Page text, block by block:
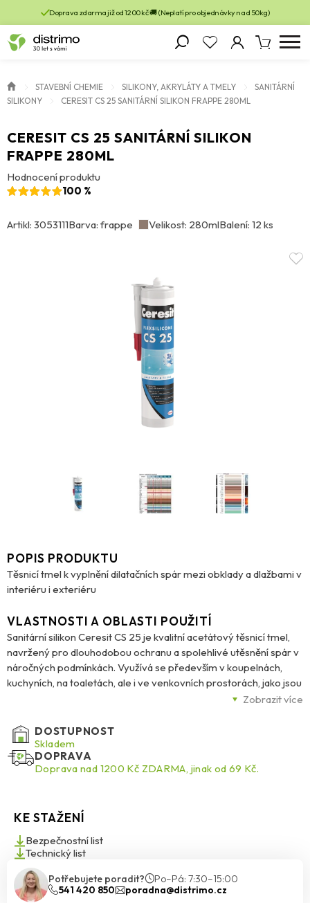
Doprava zdarma již od 1200 kč 🚚 (Neplatí pro objednávky nad 50kg)
STAVEBNÍ CHEMIE SILIKONY, AKRYLÁTY A TMELY
SANITÁRNÍ
SILIKONY
CERESIT CS 25 SANITÁRNÍ SILIKON FRAPPE 280ML
CERESIT CS 25 SANITÁRNÍ SILIKON
FRAPPE 280ML
Hodnocení produktu
100 %
Artikl: 3053111Barva: frappe Velikost: 280mlBalení: 12 ks
POPIS PRODUKTU
Těsnicí tmel k vyplnění dilatačních spár mezi obklady a dlažbami v
interiéru i exteriéru
Zobrazit více
VLASTNOSTI A OBLASTI POUŽITÍ
Sanitární silikon Ceresit CS 25 je kvalitní acetátový těsnicí tmel,
navržený pro dlouhodobou ochranu a spolehlivé utěsnění spár v
náročných podmínkách. Využívá se především v koupelnách,
kuchyních, na toaletách, ale i ve venkovních prostorách, jako jsou
balkony či terasy. Ideálně se hodí k vyplnění spojů mezi obklady,
Díky trvale elastickému složení tmel dobře odolává pohybům v
konstrukci, nepraská ani nesesedá. Vysoká odolnost vůči vodě,
vlhkosti, UV záření, čisticím prostředkům a teplotním výkyvům
houbám a mikroorganismům, což je klíčové pro hygienické
prostředí.
Tmel má vynikající přilnavost ke sklu, keramice, porcelánu,
smaltu, emailu a dalším nesavým povrchům. Je snadno
aplikovatelný a po vytvrzení zůstává pružný, bez tendence ke
DOSTUPNOST
Skladem
DOPRAVA
Doprava nad 1200 Kč ZDARMA, jinak od 69 Kč.
KE STAŽENÍ
Bezpečnostní list
Technický list
Potřebujete poradit?
Po–Pá: 7:30–15:00
541 420 850
poradna@distrimo.cz